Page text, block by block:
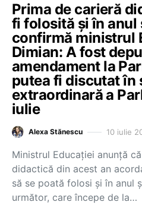
Prima de carieră
fi folosită și în anul
confirmă ministrul
Dimian: A fost
amendament la
putea fi discutat în
extraordinară a
iulie
Alexa Stănescu 10 iulie
Ministrul Educației anunță
didactică din acest an
să se poată folosi și în anul
următor, care începe de la…